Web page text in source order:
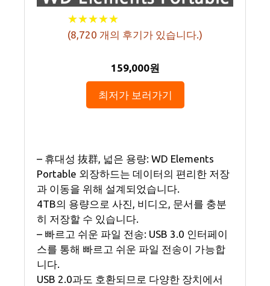
★★★★★
★★★★★
(8,720 개의 후기가 있습니다.)
159,000원
최저가 보러가기
– 휴대성 抜群, 넓은 용량: WD Elements
Portable 외장하드는 데이터의 편리한 저장
과 이동을 위해 설계되었습니다.
4TB의 용량으로 사진, 비디오, 문서를 충분
히 저장할 수 있습니다.
– 빠르고 쉬운 파일 전송: USB 3.0 인터페이
스를 통해 빠르고 쉬운 파일 전송이 가능합
니다.
USB 2.0과도 호환되므로 다양한 장치에서